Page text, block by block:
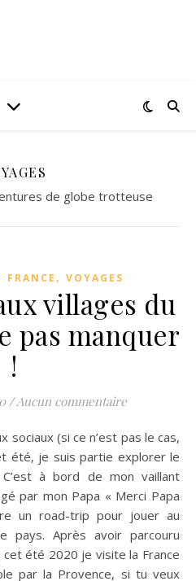
de globe trotteuse
FRANCE , VOYAGES
villages du
pas manquer
!
/Aucun commentaire
été, je suis partie explorer le
à bord de mon vaillant
par mon Papa « Merci Papa
un road-trip pour jouer au
pays. Après avoir parcouru
cet été 2020 je visite la France
par la Provence, si tu veux